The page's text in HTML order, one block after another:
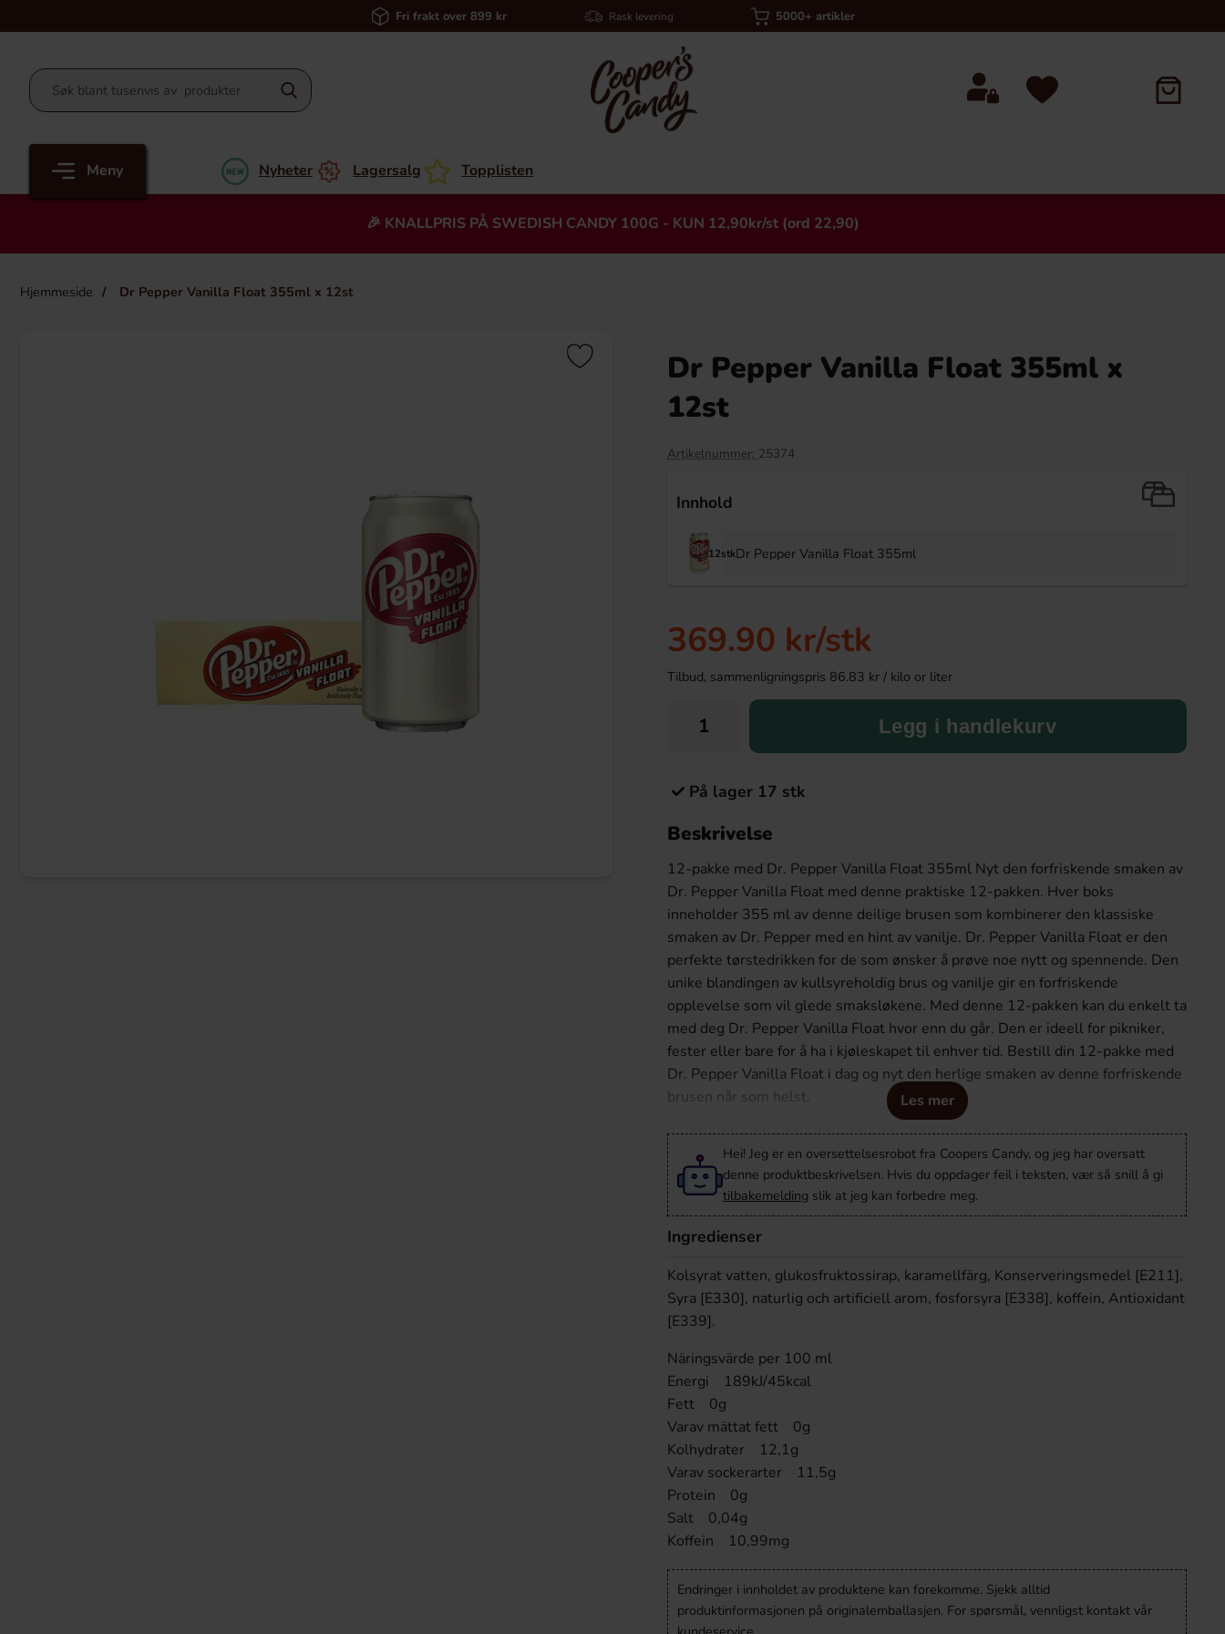
Fri frakt over 899 kr Rask levering 5000+ artikler
Meny Nyheter Lagersalg Topplisten
🎉 KNALLPRIS PÅ SWEDISH CANDY 100G - KUN 12,90kr/st (ord 22,90)
Hjemmeside Dr Pepper Vanilla Float 355ml x 12st
Heading
Bubs Hallonlakritsskalle Skum 2.8kg
269.91 kr 329.90 kr
Nerds Rope Very Berry 26g
Köp
69.90
Köp
Dr Pepper Vanilla Float 355ml x
12st
Artikelnummer: 25374
Innhold
12stkDr Pepper Vanilla Float 355ml
369.90 kr/stk
Tilbud, sammenligningspris 86.83 kr / kilo or liter
Legg i handlekurv
På lager 17 stk
Beskrivelse
12-pakke med Dr. Pepper Vanilla Float 355ml Nyt den forfriskende smaken av
Dr. Pepper Vanilla Float med denne praktiske 12-pakken. Hver boks
inneholder 355 ml av denne deilige brusen som kombinerer den klassiske
smaken av Dr. Pepper med en hint av vanilje. Dr. Pepper Vanilla Float er den
perfekte tørstedrikken for de som ønsker å prøve noe nytt og spennende. Den
unike blandingen av kullsyreholdig brus og vanilje gir en forfriskende
opplevelse som vil glede smaksløkene. Med denne 12-pakken kan du enkelt ta
med deg Dr. Pepper Vanilla Float hvor enn du går. Den er ideell for pikniker,
fester eller bare for å ha i kjøleskapet til enhver tid. Bestill din 12-pakke med
Dr. Pepper Vanilla Float i dag og nyt den herlige smaken av denne forfriskende
brusen når som helst.
Les mer
Hei! Jeg er en oversettelsesrobot fra Coopers Candy, og jeg har oversatt
denne produktbeskrivelsen. Hvis du oppdager feil i teksten, vær så snill å gi
tilbakemelding slik at jeg kan forbedre meg.
Ingredienser
Kolsyrat vatten, glukosfruktossirap, karamellfärg, Konserveringsmedel [E211],
Syra [E330], naturlig och artificiell arom, fosforsyra [E338], koffein, Antioxidant
[E339].
Näringsvärde per 100 ml
Energi 189kJ/45kcal
Fett 0g
Varav mättat fett 0g
Kolhydrater 12,1g
Varav sockerarter 11,5g
Protein 0g
Salt 0,04g
Koffein 10,99mg
Endringer i innholdet av produktene kan forekomme. Sjekk alltid
produktinformasjonen på originalemballasjen. For spørsmål, vennligst kontakt vår